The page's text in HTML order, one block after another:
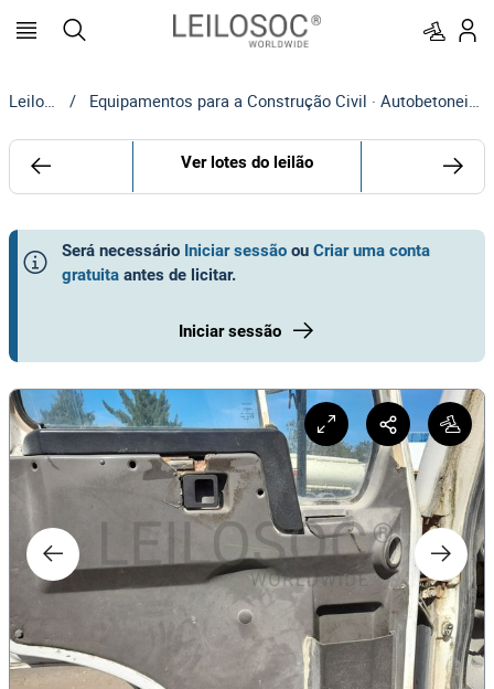
Leilosoc / Equipamentos para a Construção Civil · Autobetoneiras | MOTA-ENGIL
Ver lotes do leilão
Será necessário Iniciar sessão ou Criar uma conta
gratuita antes de licitar.
Iniciar sessão